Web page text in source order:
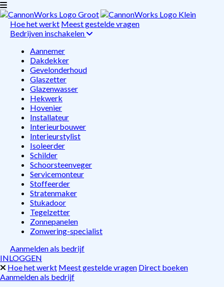
Hoe het werkt Meest gestelde vragen
Bedrijven inschakelen
Aannemer
Dakdekker
Gevelonderhoud
Glaszetter
Glazenwasser
Hekwerk
Hovenier
Installateur
Interieurbouwer
Interieurstylist
Isoleerder
Schilder
Schoorsteenveger
Servicemonteur
Stoffeerder
Stratenmaker
Stukadoor
Tegelzetter
Zonnepanelen
Zonwering-specialist
Aanmelden als bedrijf
INLOGGEN
Hoe het werkt Meest gestelde vragen Direct boeken
Aanmelden als bedrijf